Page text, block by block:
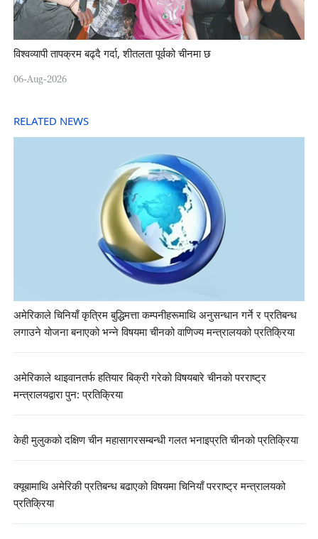
विश्वव्यापी तापक्रम बढ्दै गर्दा, शीतलता पूर्वको चीनमा छ
06-Aug-2026
RELATED NEWS
अमेरिकाले चिनियाँ कृत्रिम बुद्धिमत्ता कम्पनीहरूमाथि अनुसन्धान गर्ने र प्रतिबन्ध
लगाउने योजना बनाएको भन्ने विषयमा चीनको वाणिज्य मन्त्रालयको प्रतिक्रिया
अमेरिकाले थाइवानतर्फ हतियार बिक्री गरेको विषयबारे चीनको परराष्ट्र
मन्त्रालयद्वारा पुन: प्रतिक्रिया
केही मुलुकको दक्षिण चीन महासागरसम्बन्धी गलत भनाइप्रति चीनको प्रतिक्रिया
क्यूबामाथि अमेरिकी प्रतिबन्ध बढाएको विषयमा चिनियाँ परराष्ट्र मन्त्रालयको
प्रतिक्रिया